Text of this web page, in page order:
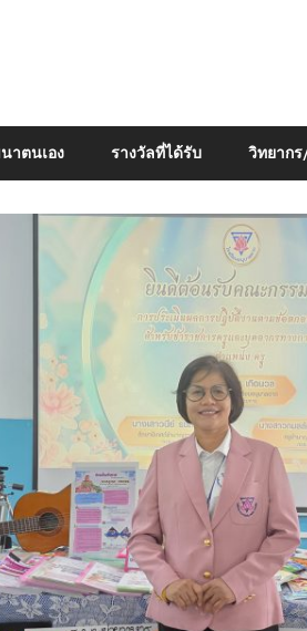
าตนเอง รางวัลที่ได้รับ วิทยาก